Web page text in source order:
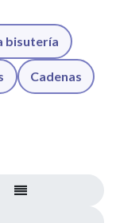
bisutería
Cadenas